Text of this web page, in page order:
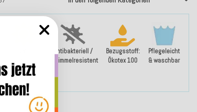
(UV-Wert 6 -
7 von 8)
Antibakteriell /
schimmelresistent
Bezugsstoff:
Ökotex 100
Pflegeleicht
& waschbar